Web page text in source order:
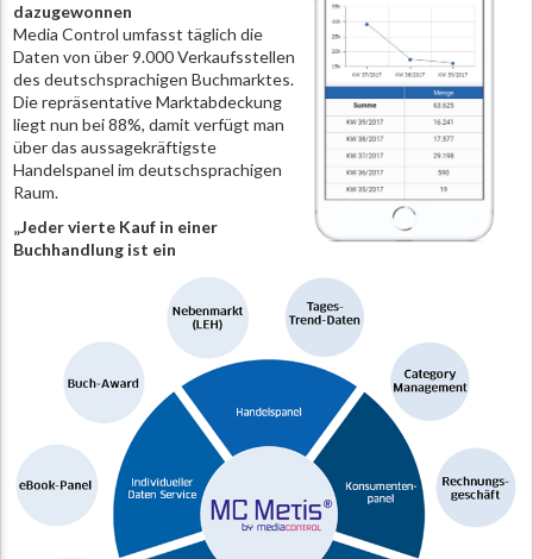
dazugewonnen
Media Control umfasst täglich die
Daten von über 9.000 Verkaufsstellen
des deutschsprachigen Buchmarktes.
Die repräsentative Marktabdeckung
liegt nun bei 88%, damit verfügt man
über das aussagekräftigste
Handelspanel im deutschsprachigen
Raum.
„Jeder vierte Kauf in einer
Buchhandlung ist ein